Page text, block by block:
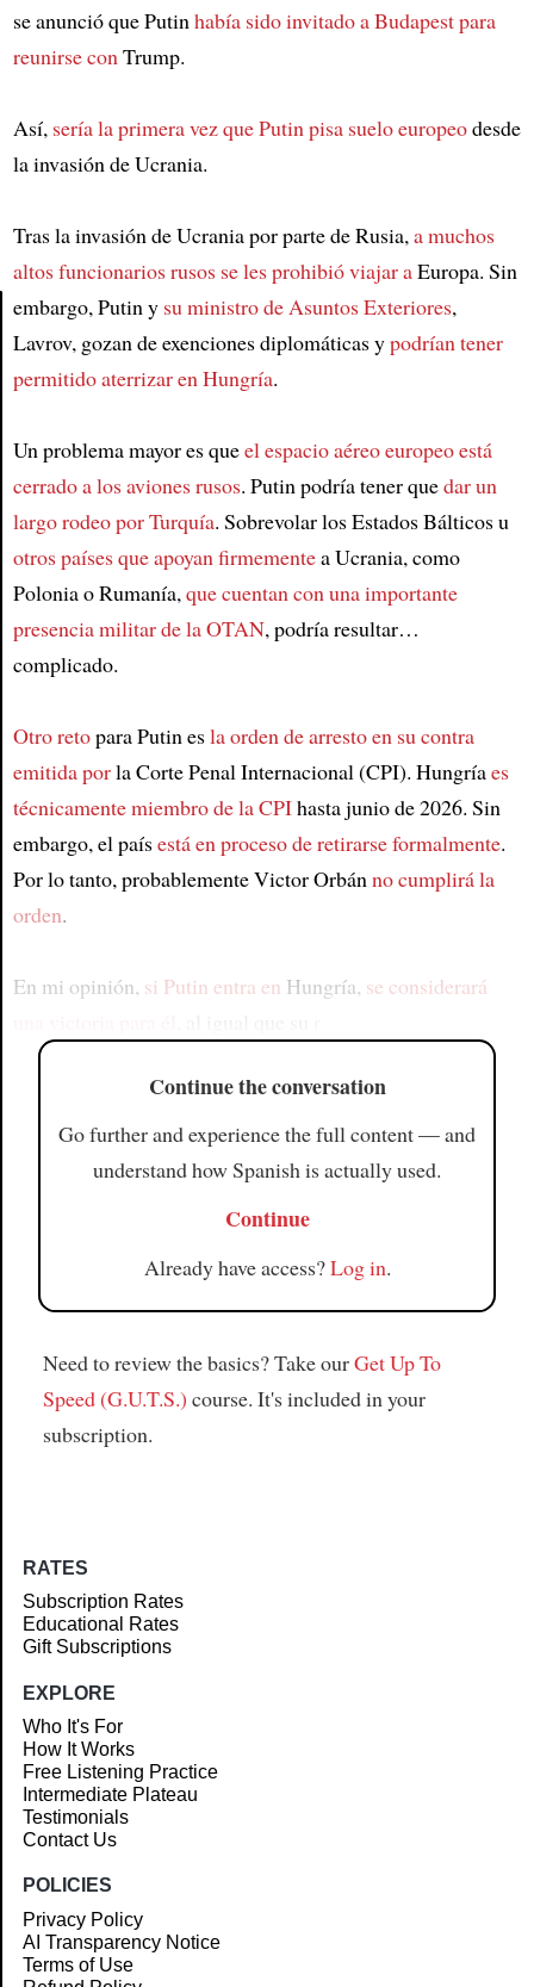
se anunció que Putinhabía sido invitado a Budapest para
reunirse conTrump.
Así, sería la primera vez que Putin pisa suelo europeodesde
la invasión de Ucrania.
Tras la invasión de Ucrania por parte de Rusia,a muchos
altos funcionarios rusos se les prohibió viajar aEuropa. Sin
embargo, Putin y su ministro de Asuntos Exteriores,
Lavrov, gozan de exenciones diplomáticas ypodrían tener
permitido aterrizar en Hungría.
Un problema mayor es queel espacio aéreo europeo está
cerrado a los aviones rusos. Putin podría tener quedar un
largo rodeo por Turquía. Sobrevolar los Estados Bálticos u
otros países que apoyan firmementea Ucrania, como
Polonia o Rumanía,que cuentan con una importante
presencia militar de la OTAN, podría resultar…
complicado.
Otro retopara Putin esla orden de arresto en su contra
emitida porla Corte Penal Internacional (CPI). Hungríaes
técnicamente miembro de la CPIhasta junio de 2026. Sin
embargo, el paísestá en proceso de retirarse formalmente.
Por lo tanto, probablemente Victor Orbánno cumplirá la
orden.
En mi opinión, si Putin entra en Hungría, se considerará
Continue the conversation
Go further and experience the full content — and
understand how Spanish is actually used.
Continue
Already have access?Log in.
Need to review the basics? Take ourGet Up To
Speed (G.U.T.S.) course. It's included in your
subscription.
RATES
Subscription Rates
Educational Rates
Gift Subscriptions
EXPLORE
Who It's For
How It Works
Free Listening Practice
Intermediate Plateau
Testimonials
Contact Us
POLICIES
Privacy Policy
AI Transparency Notice
Terms of Use